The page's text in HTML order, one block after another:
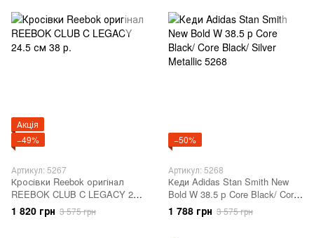
Акція
−49%
Артикул: 5267
Кросівки Reebok оригінал
REEBOK CLUB C LEGACY 24.5
см 38 р.
1 820 грн 3 575 грн
−50%
Артикул: 5268
Кеди Adidas Stan Smith New
Bold W 38.5 р Core Black/ Core
Black/ Silver Metallic 5268
1 788 грн 3 575 грн